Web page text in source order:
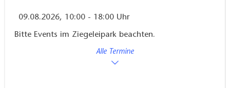
09.08.2026, 10:00 - 18:00 Uhr
Bitte Events im Ziegeleipark beachten.
Alle Termine